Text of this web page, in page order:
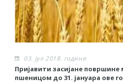
03. јул 2018. године
Пријавити засијане
пшеницом до 31. јануара ове